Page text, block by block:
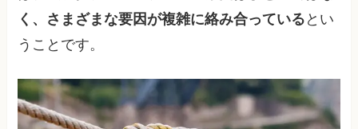
く、さまざまな要因が複雑に絡み合っている とい
うことです。